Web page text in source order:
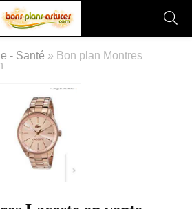
- Santé » Bon plan Montres